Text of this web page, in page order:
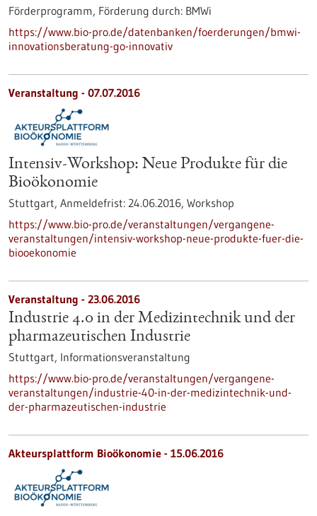
Förderprogramm, Förderung durch: BMWi
https://www.bio-pro.de/datenbanken/foerderungen/bmwi-
innovationsberatung-go-innovativ
Veranstaltung - 07.07.2016
Intensiv-Workshop: Neue Produkte für die
Bioökonomie
Stuttgart, Anmeldefrist: 24.06.2016, Workshop
https://www.bio-pro.de/veranstaltungen/vergangene-
veranstaltungen/intensiv-workshop-neue-produkte-fuer-die-
biooekonomie
Veranstaltung - 23.06.2016
Industrie 4.0 in der Medizintechnik und der
pharmazeutischen Industrie
Stuttgart, Informationsveranstaltung
https://www.bio-pro.de/veranstaltungen/vergangene-
veranstaltungen/industrie-40-in-der-medizintechnik-und-
der-pharmazeutischen-industrie
Akteursplattform Bioökonomie - 15.06.2016